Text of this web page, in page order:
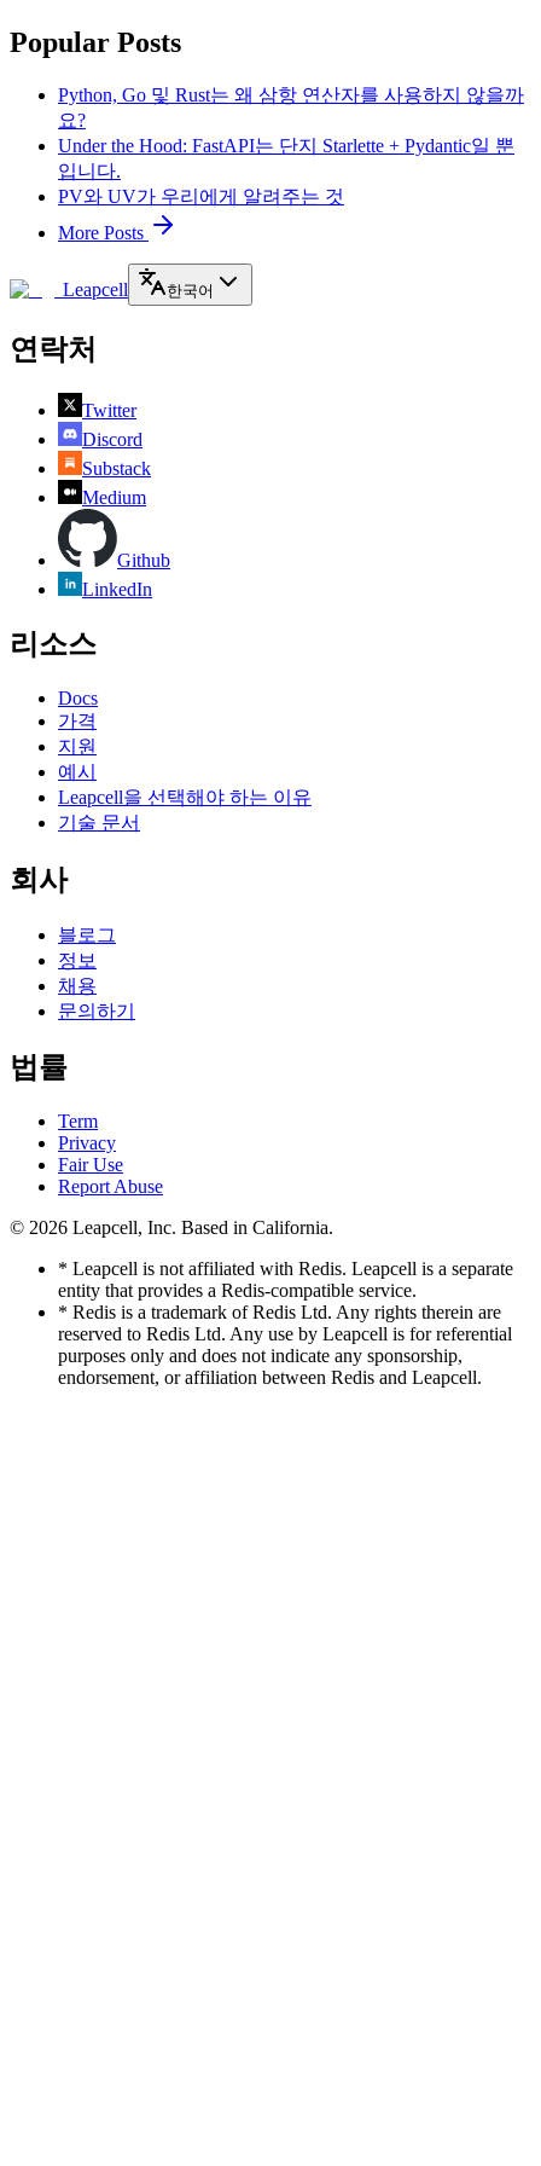
Popular Posts
Python, Go 및 Rust는 왜 삼항 연산자를 사용하지 않을까
요?
Under the Hood: FastAPI는 단지 Starlette + Pydantic일 뿐
입니다.
PV와 UV가 우리에게 알려주는 것
More Posts
Leapcell 한국어
연락처
Twitter
Discord
Substack
Medium
Github
LinkedIn
리소스
Docs
가격
지원
예시
Leapcell을 선택해야 하는 이유
기술 문서
회사
블로그
정보
채용
문의하기
법률
Term
Privacy
Fair Use
Report Abuse
© 2026 Leapcell, Inc. Based in California.
* Leapcell is not affiliated with Redis. Leapcell is a separate
entity that provides a Redis-compatible service.
* Redis is a trademark of Redis Ltd. Any rights therein are
reserved to Redis Ltd. Any use by Leapcell is for referential
purposes only and does not indicate any sponsorship,
endorsement, or affiliation between Redis and Leapcell.